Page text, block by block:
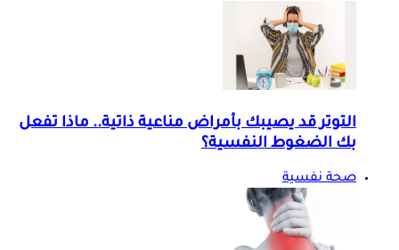
التوتر قد يصيبك بأمراض مناعية ذاتية.. ماذا تفعل
بك الضغوط النفسية؟
صحة نفسية